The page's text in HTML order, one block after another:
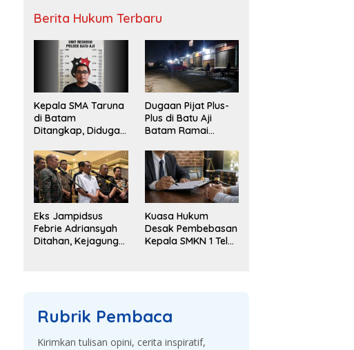
Berita Hukum Terbaru
Kepala SMA Taruna
di Batam
Ditangkap, Diduga
Sekolah Rp143 Juta
Dugaan Pijat Plus-
Plus di Batu Aji
Batam Ramai
Desak Penyelidikan
Eks Jampidsus
Febrie Adriansyah
Ditahan, Kejagung
Kuasa Hukum
Desak Pembebasan
Kepala SMKN 1 Teluk
Rubrik Pembaca
Kirimkan tulisan opini, cerita inspiratif,